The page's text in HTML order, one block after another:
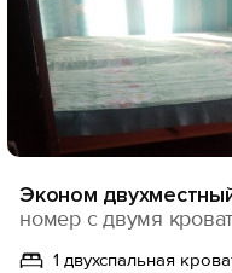
Эконом
номер с двумя
1 двухспальная